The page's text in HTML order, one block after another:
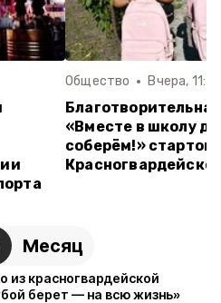
Общество Вчера,
«Вместе в школу
соберём!»
Месяц
из красногвардейской
берет — на всю жизнь»